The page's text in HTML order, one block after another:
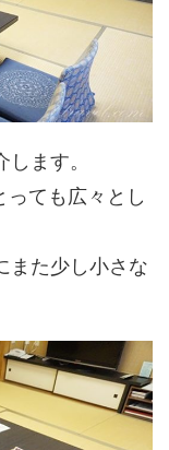
ます。
っても広々とし
また少し小さな